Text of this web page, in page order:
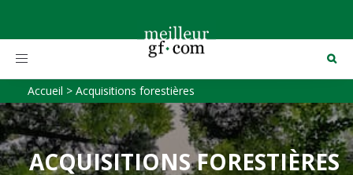
Toggle
Accueil > Acquisitions forestières
ACQUISITIONS FORESTIÈRES